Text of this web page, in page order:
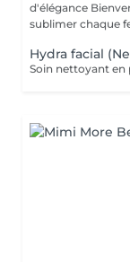
d'élégance Bienvenue chez Alenes Beauty, un lieu pensé pour
sublimer chaque
Hydra facial
Soin nettoyant en